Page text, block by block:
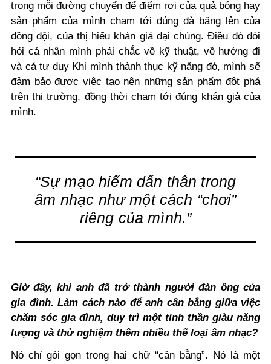
trong mỗi đường chuyển để điểm rơi của quả bóng hay
sản phẩm của mình chạm tới đúng đà băng lên của
đồng đội, của thị hiếu khán giả đại chúng. Điều đó đòi
hỏi cá nhân mình phải chắc về kỹ thuật, về hướng đi
và cả tư duy Khi mình thành thục kỹ năng đó, mình sẽ
đảm bảo được việc tạo nên những sản phẩm đột phá
trên thị trường, đồng thời chạm tới đúng khán giả của
mình.
“Sự mạo hiểm dấn thân trong
âm nhạc như một cách “chơi”
riêng của mình.”
Giờ đây, khi anh đã trở thành người đàn ông của
gia đình. Làm cách nào để anh cân bằng giữa việc
chăm sóc gia đình, duy trì một tinh thần giàu năng
lượng và thử nghiệm thêm nhiều thể loại âm nhạc?
Nó chỉ gói gọn trong hai chữ “cân bằng”. Nó là một